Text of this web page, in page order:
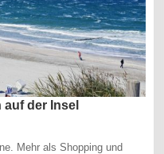
der Insel
Mehr als Shopping und